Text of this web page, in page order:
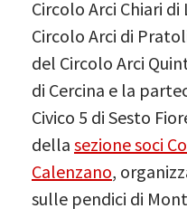
Circolo Arci Chiari
Circolo Arci di
del Circolo Arci
di Cercina e la
Civico 5 di Sesto
della sezione soci
Calenzano,
sulle pendici di